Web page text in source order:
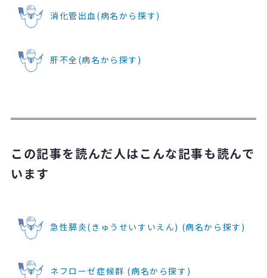
消化管出血(病名から探す)
肝不全(病名から探す)
この記事を読んだ人はこんな記事も読んで
います
急性膵炎(きゅうせいすいえん) (病名から探す)
ネフローゼ症候群 (病名から探す)